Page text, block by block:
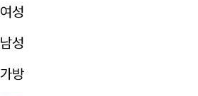
여성
남성
가방